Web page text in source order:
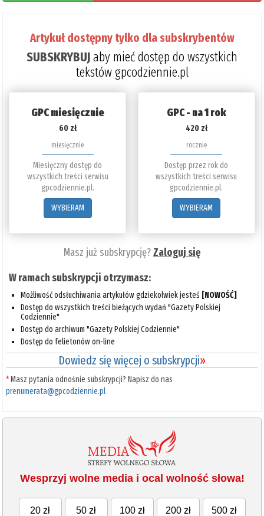
Artykuł dostępny tylko dla subskrybentów
SUBSKRYBUJaby mieć dostęp do wszystkich
tekstów gpcodziennie.pl
GPC miesięcznie
60 zł
miesięcznie
Miesięczny dostęp do
wszystkich treści serwisu
gpcodziennie.pl.
WYBIERAM
GPC - na 1 rok
420 zł
rocznie
Dostęp przez rok do
wszystkich treści serwisu
gpcodziennie.pl.
WYBIERAM
Masz już subskrypcję?Zaloguj się
W ramach subskrypcji otrzymasz:
Możliwość odsłuchiwania artykułów gdziekolwiek jesteś [NOWOŚĆ]
Dostęp do wszystkich treści bieżących wydań "Gazety Polskiej
Codziennie"
Dostęp do archiwum "Gazety Polskiej Codziennie"
Dostęp do felietonów on-line
Dowiedz się więcej o subskrypcji»
*Masz pytania odnośnie subskrypcji? Napisz do nas
prenumerata@gpcodziennie.pl
Wesprzyj wolne media i ocal wolność słowa!
20 zł 50 zł 100 zł 200 zł 500 zł